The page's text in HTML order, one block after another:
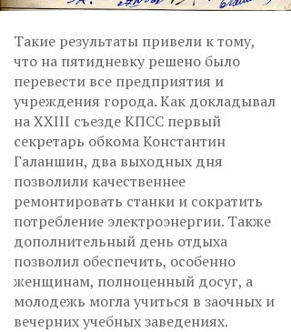
Такие результаты привели к тому,
что на пятидневку решено было
перевести все предприятия и
учреждения города. Как докладывал
на XXIII съезде КПСС первый
секретарь обкома Константин
Галаншин, два выходных дня
позволили качественнее
ремонтировать станки и сократить
потребление электроэнергии. Также
дополнительный день отдыха
позволил обеспечить, особенно
женщинам, полноценный досуг, а
молодежь могла учиться в заочных и
вечерних учебных заведениях.